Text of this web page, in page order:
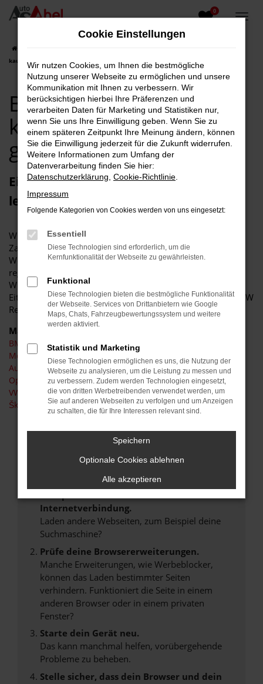
Zum
0
kaufen
BMW Gebrauchtwagen
kaufen | BMW
gebraucht kaufen
Einen BMW Gebrauchtwagen kaufen,
leasen oder finanzieren
Wir nehmen auch gerne Ihren jetzigen Gebrauchtwagen in
Zahlung! Beachten Sie auch unseren ausgezeichneten
Werkstattservice, insbesondere für Kunden aus dem
regionalen Umfeld wie beispielsweise Hünfeld, Fulda,
Würzburg, Frankfurt, Kassel, Erfurt, Bad Hersfeld und
Eiterfeld. Bei der Auto Service Abel GmbH ist Ihr neuer BMW
Reimport in guten Händen.
Marken
BMW
Mercedes-Benz
Audi
Opel
VW
Škoda
Fehler: Network Error
Beim Laden ist ein Fehler aufgetreten.
Hier sind ein paar Tipps, die dir helfen können:
Überprüfe deine Firewall und deine
Internetverbindung.
Laden andere Webseiten, zum Beispiel deine
Suchmaschine?
Prüfe deine Browsererweiterungen.
Manche Erweiterungen, wie Werbeblocker,
können das Laden bestimmter Seiten
verhindern. Funktioniert die Seite in einem
anderen Browser oder in einem privaten
Fenster?
Starte dein Gerät neu.
Das kann manchmal helfen, vorübergehende
Probleme zu beheben.
Stelle sicher, dass dein Browser und dein
Cookie Einstellungen
Wir nutzen Cookies, um Ihnen die bestmögliche
Nutzung unserer Webseite zu ermöglichen und unsere
Kommunikation mit Ihnen zu verbessern. Wir
berücksichtigen hierbei Ihre Präferenzen und
verarbeiten Daten für Marketing und Statistiken nur,
wenn Sie uns Ihre Einwilligung geben. Wenn Sie zu
einem späteren Zeitpunkt Ihre Meinung ändern, können
Sie die Einwilligung jederzeit für die Zukunft widerrufen.
Weitere Informationen zum Umfang der
Datenverarbeitung finden Sie hier:
Datenschutzerklärung Cookie-Richtlinie
Impressum
Folgende Kategorien von Cookies werden von uns eingesetzt:
Essentiell
Diese Technologien sind erforderlich, um die
Kernfunktionalität der Webseite zu gewährleisten.
Funktional
Diese Technologien bieten die bestmögliche Funktionalität
der Webseite. Services von Drittanbietern wie Google
Maps, Chats, Fahrzeugbewertungssystem und weitere
werden aktiviert.
Statistik und Marketing
Diese Technologien ermöglichen es uns, die Nutzung der
Webseite zu analysieren, um die Leistung zu messen und
zu verbessern. Zudem werden Technologien eingesetzt,
die von dritten Werbetreibenden verwendet werden, um
Sie auf anderen Webseiten zu verfolgen und um Anzeigen
zu schalten, die für Ihre Interessen relevant sind.
Speichern
Optionale Cookies ablehnen
Alle akzeptieren